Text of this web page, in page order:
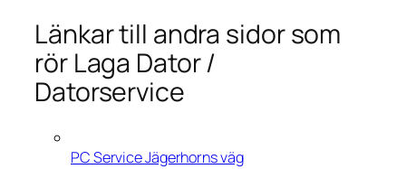
Länkar till andra sidor som
rör Laga Dator /
Datorservice
PC Service Jägerhorns väg